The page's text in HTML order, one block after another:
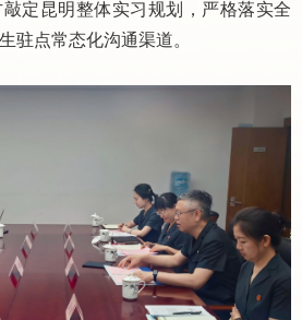
定昆明整体实习规划，严格落实全
驻点常态化沟通渠道。